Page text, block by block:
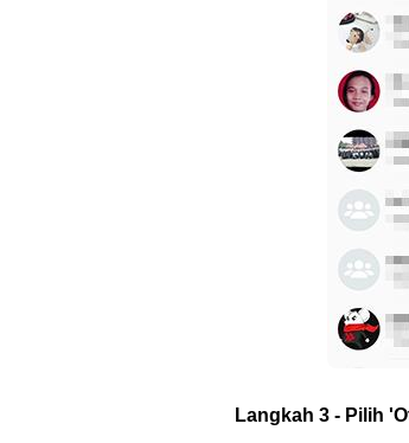
Langkah 3 - Pilih